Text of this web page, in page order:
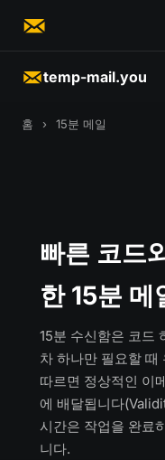
temp-mail.you
홈 › 15분 메일
빠른 코드
한 15분 메
15분 수신함은 코드
차 하나만 필요할 때
따르면 정상적인 이
에 배달됩니다
시간은 작업을 완료
니다.